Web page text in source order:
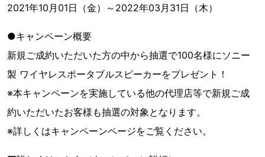
2021年10月01日（金）～2022年03月31日（木）
●キャンペーン概要
新規ご成約いただいた方の中から抽選で100名様にソニー
製 ワイヤレスポータブルスピーカーをプレゼント！
※本キャンペーンを実施している他の代理店等で新規ご成
約いただいたお客様も抽選の対象となります。
※詳しくはキャンペーンページをご覧ください。